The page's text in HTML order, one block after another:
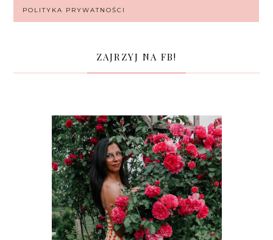
POLITYKA PRYWATNOŚCI
ZAJRZYJ NA FB!